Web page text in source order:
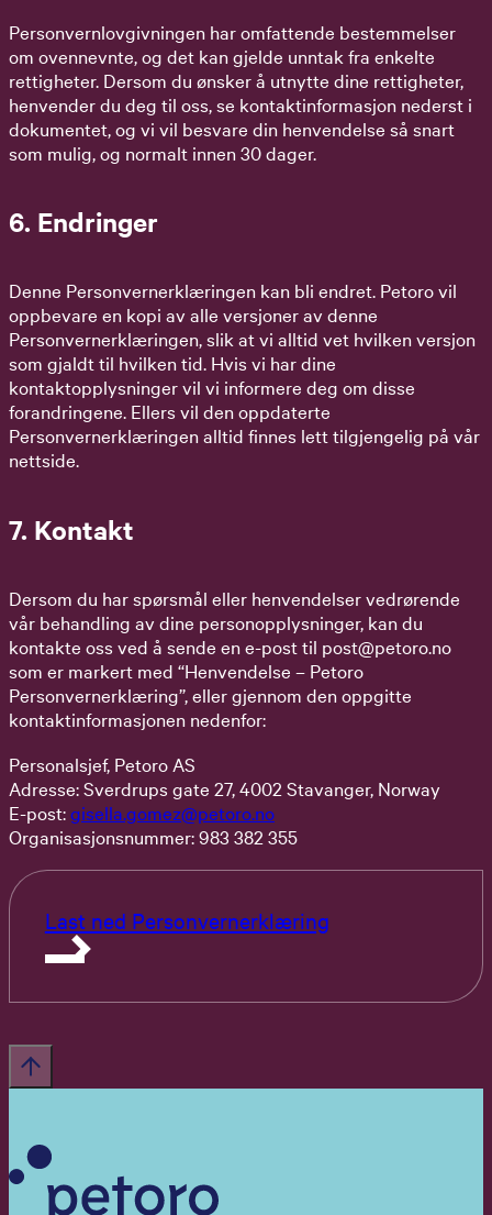
Personvernlovgivningen har omfattende bestemmelser
om ovennevnte, og det kan gjelde unntak fra enkelte
rettigheter. Dersom du ønsker å utnytte dine rettigheter,
henvender du deg til oss, se kontaktinformasjon nederst i
dokumentet, og vi vil besvare din henvendelse så snart
som mulig, og normalt innen 30 dager.
6. Endringer
Denne Personvernerklæringen kan bli endret. Petoro vil
oppbevare en kopi av alle versjoner av denne
Personvernerklæringen, slik at vi alltid vet hvilken versjon
som gjaldt til hvilken tid. Hvis vi har dine
kontaktopplysninger vil vi informere deg om disse
forandringene. Ellers vil den oppdaterte
Personvernerklæringen alltid finnes lett tilgjengelig på vår
nettside.
7. Kontakt
Dersom du har spørsmål eller henvendelser vedrørende
vår behandling av dine personopplysninger, kan du
kontakte oss ved å sende en e-post til post@petoro.no
som er markert med “Henvendelse – Petoro
Personvernerklæring”, eller gjennom den oppgitte
kontaktinformasjonen nedenfor:
Personalsjef, Petoro AS
Adresse: Sverdrups gate 27, 4002 Stavanger, Norway
E-post:gisella.gomez@petoro.no
Organisasjonsnummer: 983 382 355
Last ned Personvernerklæring